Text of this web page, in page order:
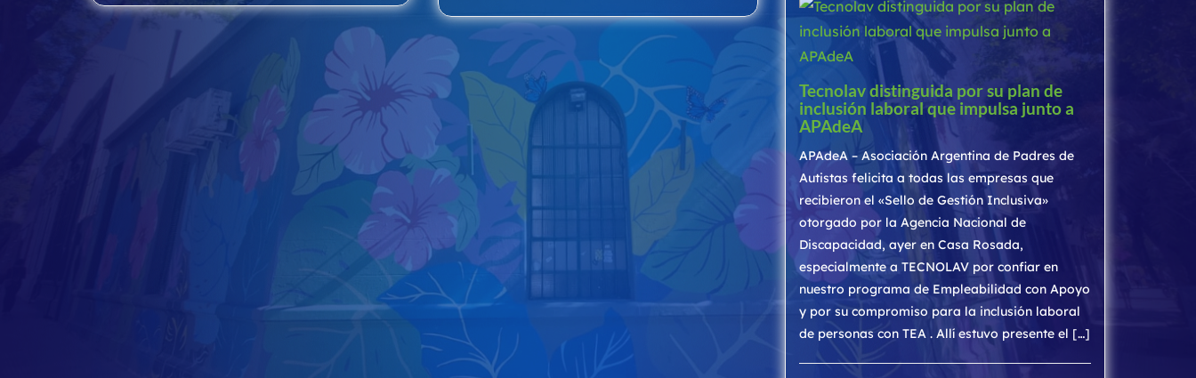
Tecnolav distinguida por su plan de
inclusión laboral que impulsa junto a
APAdeA
APAdeA – Asociación Argentina de Padres de
Autistas felicita a todas las empresas que
recibieron el «Sello de Gestión Inclusiva»
otorgado por la Agencia Nacional de
Discapacidad, ayer en Casa Rosada,
especialmente a TECNOLAV por confiar en
nuestro programa de Empleabilidad con Apoyo
y por su compromiso para la inclusión laboral
de personas con TEA . Allí estuvo presente el […]